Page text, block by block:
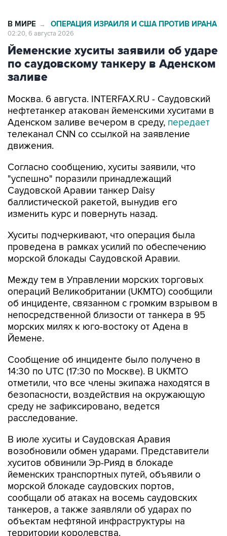
В МИРЕ → ОПЕРАЦИЯ ИЗРАИЛЯ И США ПРОТИВ ИРАНА
02:20, 6 августа 2026
Йеменские хуситы заявили об ударе
по саудовскому танкеру в Аденском
заливе
Москва. 6 августа. INTERFAX.RU - Саудовский
нефтетанкер атакован йеменскими хуситами в
Аденском заливе вечером в среду, передает
телеканал CNN со ссылкой на заявление
движения.
Согласно сообщению, хуситы заявили, что
"успешно" поразили принадлежащий
Саудовской Аравии танкер Daisy
баллистической ракетой, вынудив его
изменить курс и повернуть назад.
Хуситы подчеркивают, что операция была
проведена в рамках усилий по обеспечению
морской блокады Саудовской Аравии.
Между тем в Управлении морских торговых
операций Великобритании (UKMTO) сообщили
об инциденте, связанном с громким взрывом в
непосредственной близости от танкера в 95
морских милях к юго-востоку от Адена в
Йемене.
Сообщение об инциденте было получено в
14:30 по UTC (17:30 по Москве). В UKMTO
отметили, что все члены экипажа находятся в
безопасности, воздействия на окружающую
среду не зафиксировано, ведется
расследование.
В июле хуситы и Саудовская Аравия
возобновили обмен ударами. Представители
хуситов обвинили Эр-Рияд в блокаде
йеменских транспортных путей, объявили о
морской блокаде саудовских портов,
сообщали об атаках на восемь саудовских
танкеров, а также заявляли об ударах по
объектам нефтяной инфраструктуры на
территории королевства.